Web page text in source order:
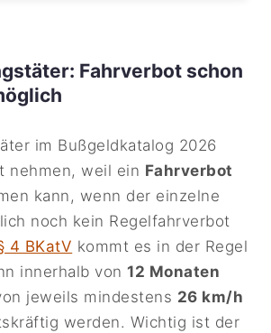
Fahrverbot schon
im Bußgeldkatalog 2026
nehmen, weil ein Fahrverbot
kann, wenn der einzelne
noch kein Regelfahrverbot
4 BKatV kommt es in der Regel
innerhalb von12 Monaten
jeweils mindestens 26 km/h
werden. Wichtig ist der